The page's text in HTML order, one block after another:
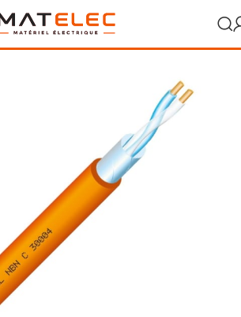
et sécurité/Câbles résistants au feu